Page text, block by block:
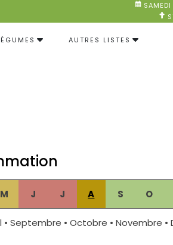
AUTRES LISTES
M J J A S O
• Septembre • Octobre • Novembre •